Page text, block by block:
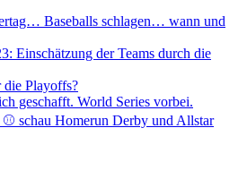
Baseballs schlagen… wann und
Einschätzung der Teams durch die
Playoffs?
geschafft. World Series vorbei.
schau Homerun Derby und Allstar